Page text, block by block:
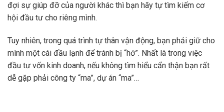
đợi sự giúp đỡ của người khác thì bạn hãy tự tìm kiếm cơ
hội đầu tư cho riêng mình.
Tuy nhiên, trong quá trình tự thân vận động, bạn phải giữ cho
mình một cái đầu lạnh để tránh bị “hớ”. Nhất là trong việc
đầu tư vốn kinh doanh, nếu không tìm hiểu cẩn thận bạn rất
dễ gặp phải công ty “ma”, dự án “ma”…